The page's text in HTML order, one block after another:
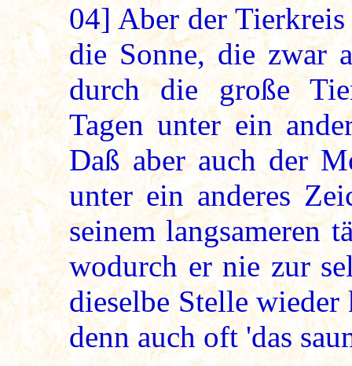
04] Aber der
die Sonne, die zwar
durch die große
Tagen unter ein
Daß aber auch der
unter ein anderes
seinem langsameren
wodurch er nie zur
dieselbe Stelle
denn auch oft 'das